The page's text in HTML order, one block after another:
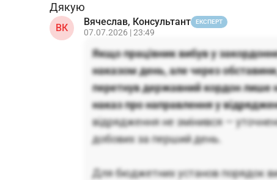
Дякую
ВК
Вячеслав, Консультант ЕКСПЕРТ
07.07.2026 | 23:49
Якщо працівник вибув у
наказом день, але через
перетнув державний кордон лише
наказ про направлення у
відрядження не змінився —
добових за перший день.
Для бюджетних установ порядок